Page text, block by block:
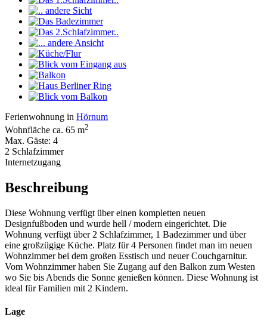
Ferienwohnung in Hörnum
Wohnfläche ca. 65 m2
Max. Gäste: 4
2 Schlafzimmer
Internetzugang
Beschreibung
Diese Wohnung verfügt über einen kompletten neuen
Designfußboden und wurde hell / modern eingerichtet. Die
Wohnung verfügt über 2 Schlafzimmer, 1 Badezimmer und über
eine großzügige Küche. Platz für 4 Personen findet man im neuen
Wohnzimmer bei dem großen Esstisch und neuer Couchgarnitur.
Vom Wohnzimmer haben Sie Zugang auf den Balkon zum Westen
wo Sie bis Abends die Sonne genießen können. Diese Wohnung ist
ideal für Familien mit 2 Kindern.
Lage